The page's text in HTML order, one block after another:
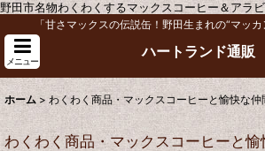
野田市名物わくわくするマックスコーヒー＆アラ
「甘さマックスの伝説缶！野田生まれの“マッカ
メニュー
ハートランド通販
ホーム > わくわく商品・マックスコーヒーと愉快な仲
わくわく商品・マックスコーヒーと愉